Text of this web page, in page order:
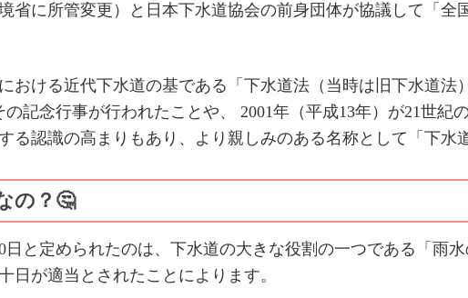
省に所管変更）と日本下水道協会の前身団体が協議して「全
おける近代下水道の基である「下水道法（当時は旧下水道法
記念行事が行われたことや、 2001年（平成13年）が21世紀
る認識の高まりもあり、より親しみのある名称として「下水
の？🤔
と定められたのは、下水道の大きな役割の一つである「雨
日が適当とされたことによります。